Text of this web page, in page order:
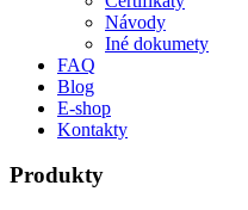
Návody
Iné dokumety
FAQ
Blog
E-shop
Kontakty
Produkty